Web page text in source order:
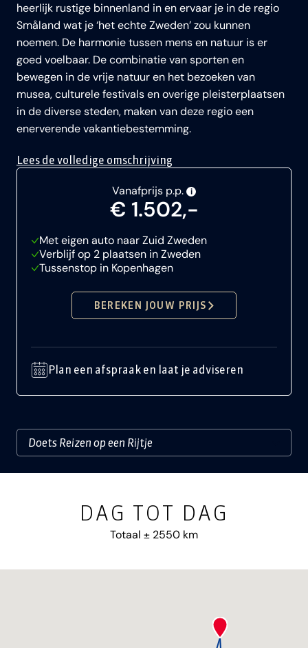
heerlijk rustige binnenland in en ervaar je in de regio
Småland wat je ‘het echte Zweden’ zou kunnen
noemen. De harmonie tussen mens en natuur is er
goed voelbaar. De combinatie van sporten en
bewegen in de vrije natuur en het bezoeken van
musea, culturele festivals en overige pleisterplaatsen
in de diverse steden, maken van deze regio een
enerverende vakantiebestemming.
Lees de volledige omschrijving
€ 1.502,-
Vanafprijs p.p. i
Met eigen auto naar Zuid Zweden
Verblijf op 2 plaatsen in Zweden
Tussenstop in Kopenhagen
BEREKEN JOUW PRIJS
Plan een afspraak en laat je adviseren
DAG TOT DAG
Totaal ± 2550 km